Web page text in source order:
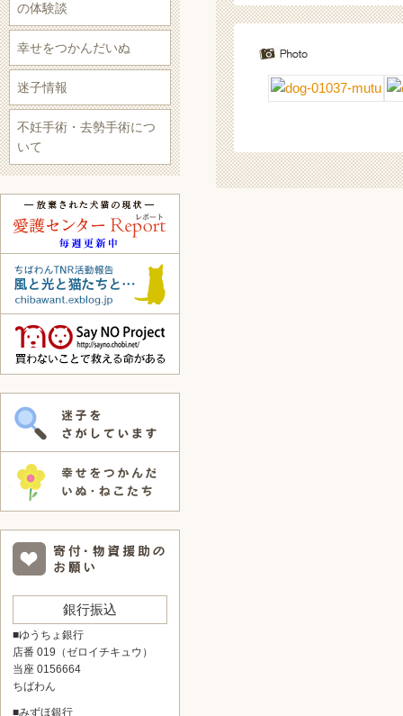
の体験談
幸せをつかんだいぬ
迷子情報
不妊手術・去勢手術につ
いて
銀行振込
■ゆうちょ銀行
店番 019（ゼロイチキュウ）
当座 0156664
ちばわん
■みずほ銀行